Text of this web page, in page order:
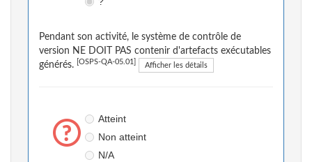
Pendant son activité, le système de contrôle de
version NE DOIT PAS contenir d'artefacts exécutables
générés.
[OSPS-QA-05.01] Afficher les détails
Atteint
Non atteint
N/A